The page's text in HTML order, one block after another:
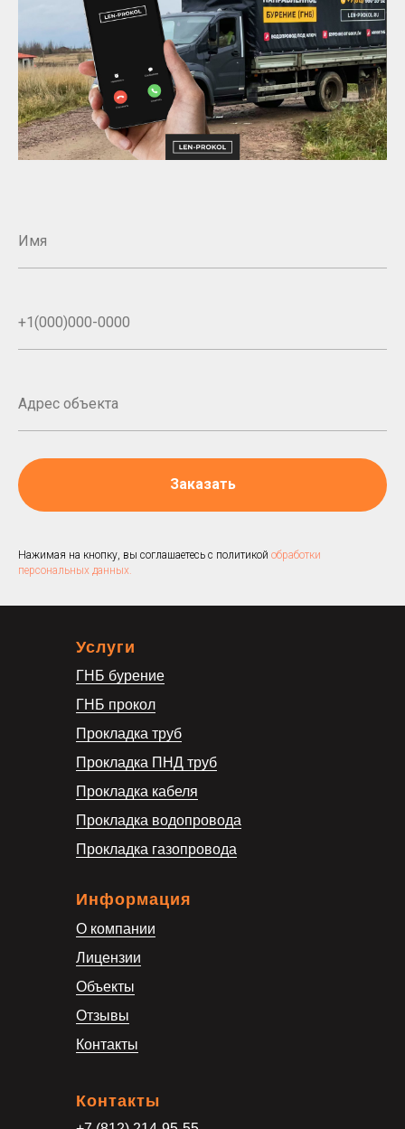
Заказать
Нажимая на кнопку, вы соглашаетесь с политикой обработки
персональных данных.
Услуги
ГНБ бурение
ГНБ прокол
Прокладка труб
Прокладка ПНД труб
Прокладка кабеля
Прокладка водопровода
Прокладка газопровода
Информация
О компании
Лицензии
Объекты
Отзывы
Контакты
Контакты